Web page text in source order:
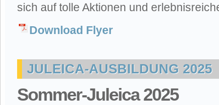
sich auf tolle Aktionen und
Download Flyer
JULEICA-AUSBILDUNG 2025
Sommer-Juleica 2025